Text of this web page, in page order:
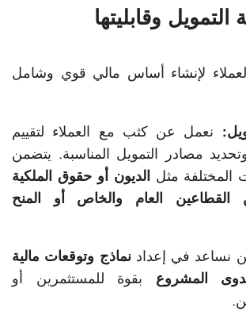
وقابليتها
لإنشاء أساس مالي قوي وشامل
نعمل عن كثب مع العملاء لتقييم
وتحديد مصادر التمويل المناسبة. يتضمن
المختلفة مثل الديون أو حقوق الملكية
القطاعين العام والخاص أو المنح
نساعد في إعدادنماذج وتوقعات مالية
المشروع بقوة للمستثمرين أو